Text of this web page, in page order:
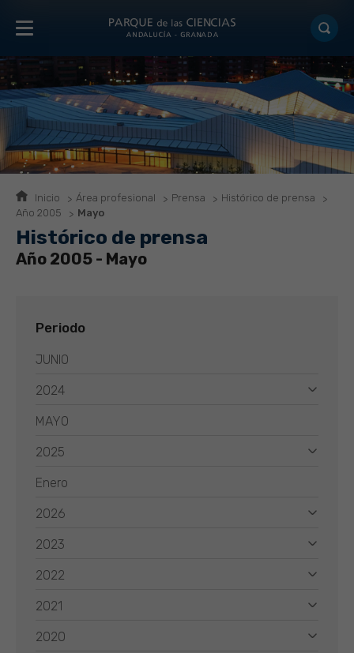
Inicio Área profesional Prensa
Histórico de prensa
Año 2005
Mayo
Histórico de prensa
Año 2005 - Mayo
Periodo
JUNIO
2024
MAYO
2025
Enero
2026
2023
2022
2021
2020